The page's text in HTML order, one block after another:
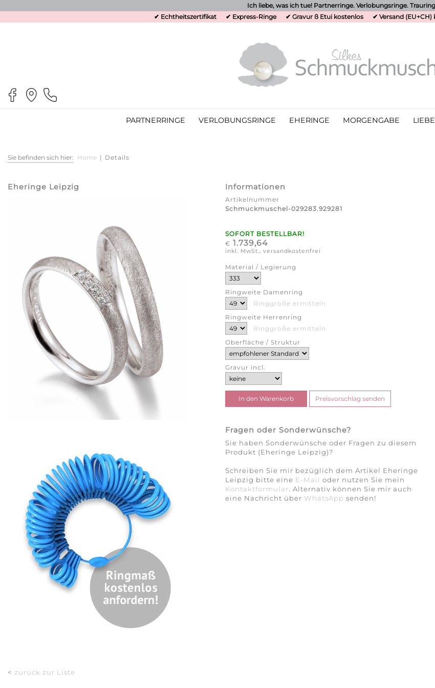
Ich liebe, was ich tue! Partnerringe. Verlobungsringe.
✔ Echtheitszertifikat
✔ Express-Ringe ✔ Gravur ß Etui kostenlos ✔ Versand (EU+CH)
PARTNERRINGE VERLOBUNGSRINGE EHERINGE MORGENGABE
Sie befinden sich hier: Home | Details
Eheringe Leipzig Informationen
Artikelnummer
Schmuckmuschel-029283.929281
SOFORT BESTELLBAR!
€ 1.739,64
inkl. MwSt., versandkostenfrei
Material / Legierung
Ringweite Damenring
Ringgröße ermitteln
Ringweite Herrenring
Ringgröße ermitteln
Oberfläche / Struktur
Gravur incl.
Fragen oder Sonderwünsche?
Sie haben Sonderwünsche oder Fragen zu diesem
Produkt (Eheringe Leipzig)?
Schreiben Sie mir bezüglich dem Artikel Eheringe
Leipzig bitte eine E-Mail oder nutzen Sie mein
Kontaktformular. Alternativ können Sie mir auch
eine Nachricht über WhatsApp senden!
< zurück zur Liste